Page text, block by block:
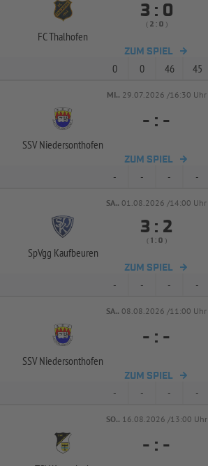
FC Thalhofen
 : 
(  :  )
ZUM SPIEL
0 0 46 45
MI.. 29.07.2026 /16:30 Uhr
SSV Niedersonthofen
- : -
ZUM SPIEL
- - - -
SA.. 01.08.2026 /14:00 Uhr
SpVgg Kaufbeuren
 : 
(  :  )
ZUM SPIEL
- - - -
SA.. 08.08.2026 /11:00 Uhr
SSV Niedersonthofen
- : -
ZUM SPIEL
- - - -
SO.. 16.08.2026 /13:00 Uhr
- : -